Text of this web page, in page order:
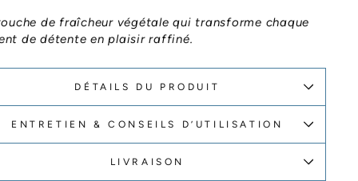
de fraîcheur végétale qui transforme chaque
de détente en plaisir raffiné.
DÉTAILS DU PRODUIT
ENTRETIEN & CONSEILS D’UTILISATION
LIVRAISON